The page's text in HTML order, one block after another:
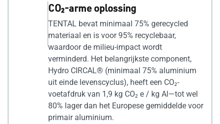
CO₂-arme oplossing
TENTAL bevat minimaal 75% gerecycled
materiaal en is voor 95% recyclebaar,
waardoor de milieu-impact wordt
verminderd. Het belangrijkste component,
Hydro CIRCAL® (minimaal 75% aluminium
uit einde levenscyclus), heeft een CO₂-
voetafdruk van 1,9 kg CO₂ e / kg Al—tot wel
80% lager dan het Europese gemiddelde voor
primair aluminium.